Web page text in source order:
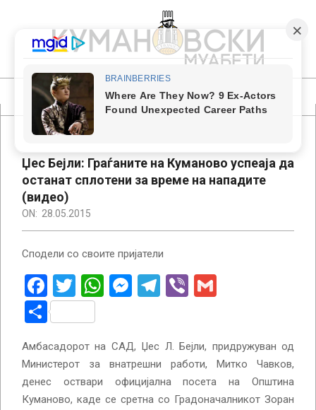
content
КУМАНОВСКИ
МУАБЕТИ
Navigation
Џес Бејли: Граѓаните на Куманово успеаја да
останат сплотени за време на нападите
(видео)
ON: 28.05.2015
Сподели со своите пријатели
Facebook
Twitter
WhatsApp
Messenger
Telegram
Viber
Share
Амбасадорот на САД, Џес Л. Бејли, придружуван од
Министерот за внатрешни работи, Митко Чавков,
денес оствари официјална посета на Општина
Куманово, каде се сретна со Градоначалникот Зоран